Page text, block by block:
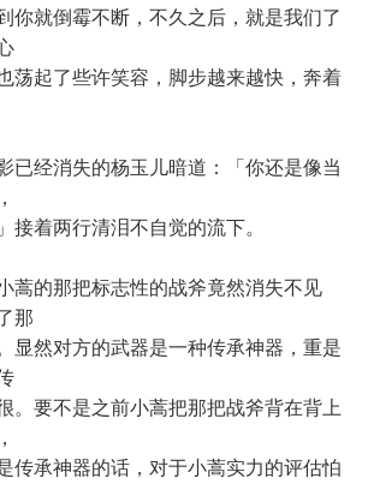
你就倒霉不断，不久之后，就是我们了
荡起了些许笑容，脚步越来越快，奔着
经消失的杨玉儿暗道：「你还是像当
接着两行清泪不自觉的流下。
的那把标志性的战斧竟然消失不见
那
显然对方的武器是一种传承神器，重是
。要不是之前小蒿把那把战斧背在背上
传承神器的话，对于小蒿实力的评估怕